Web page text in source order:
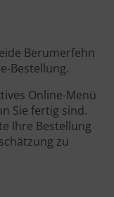
Berumerfehn
Bestellung.
Online-Menü
Sie fertig sind.
Ihre Bestellung
zu